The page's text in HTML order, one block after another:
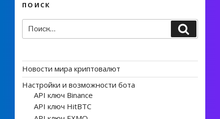
ПОИСК
Искать:
Новости мира криптовалют
Настройки и возможности бота
API ключ Binance
API ключ HitBTC